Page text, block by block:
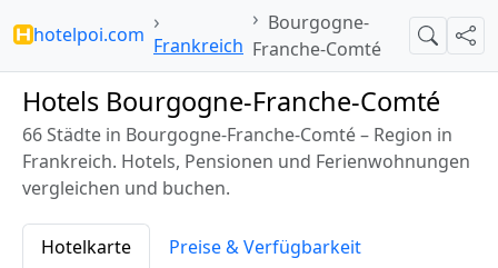
hotelpoi.com Frankreich
Bourgogne-
Franche-Comté
Suche
Hotels Bourgogne-Franche-Comté
66 Städte in Bourgogne-Franche-Comté – Region in
Frankreich. Hotels, Pensionen und Ferienwohnungen
vergleichen und buchen.
Hotelkarte Preise & Verfügbarkeit